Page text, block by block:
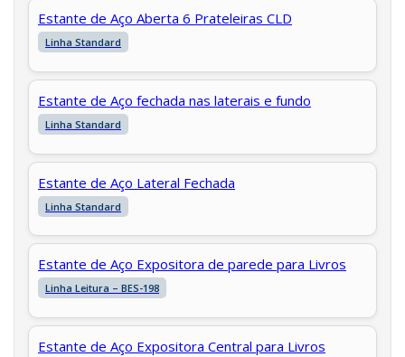
Estante de Aço Aberta 6 Prateleiras CLD
Linha Standard
Estante de Aço fechada nas laterais e fundo
Linha Standard
Estante de Aço Lateral Fechada
Linha Standard
Estante de Aço Expositora de parede para Livros
Linha Leitura – BES-198
Estante de Aço Expositora Central para Livros